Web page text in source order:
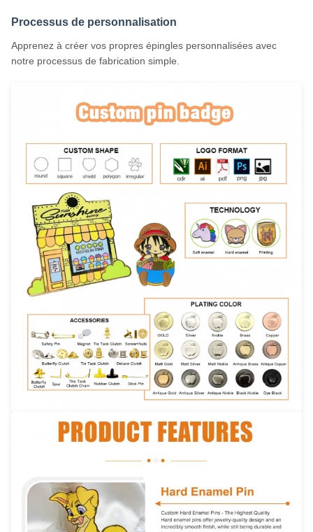
Processus de personnalisation
Apprenez à créer vos propres épingles personnalisées avec
notre processus de fabrication simple.